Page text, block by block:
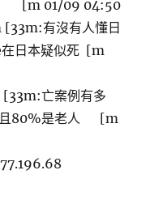
[m 01/09 04:50
有沒有人懂日
日本疑似死 [m
亡案例有多
且80%是老人 [m